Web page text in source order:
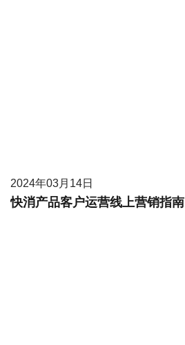
2024年03月14日
快消产品客户运营线上营销指南